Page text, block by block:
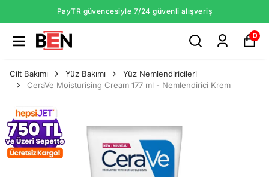
PayTR güvencesiyle 7/24 güvenli alışveriş
0
Cilt Bakımı Yüz Bakımı
Yüz Nemlendiricileri
CeraVe Moisturising Cream 177 ml - Nemlendirici Krem